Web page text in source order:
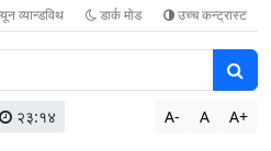
व्यान्डविथ डार्क मोड उच्च कन्ट्रास्ट
२३:१४ A- A A+